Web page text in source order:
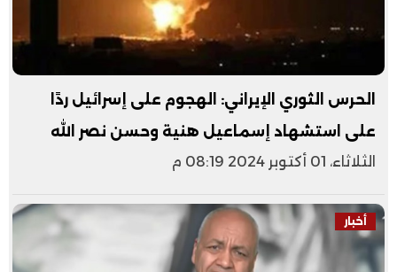
الحرس الثوري الإيراني: الهجوم على إسرائيل ردًا
على استشهاد إسماعيل هنية وحسن نصر الله
الثلاثاء، 01 أكتوبر 2024 08:19 م
أخبار